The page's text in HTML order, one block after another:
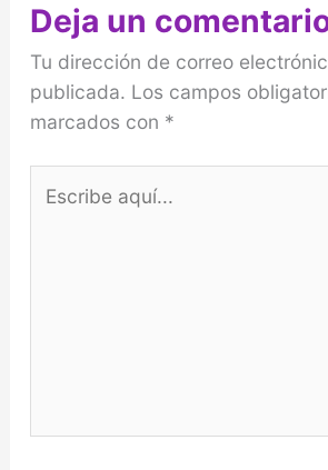
Deja un
Tu dirección de correo
publicada. Los campos
marcados con *
aquí...